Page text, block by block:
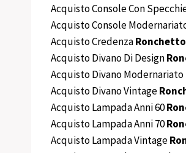
Acquisto Console Con
Acquisto Console
Acquisto Credenza
Acquisto Divano Di Design
Acquisto Divano Modernariato
Acquisto Divano Vintage
Acquisto Lampada Anni 60
Acquisto Lampada Anni 70
Acquisto Lampada Vintage